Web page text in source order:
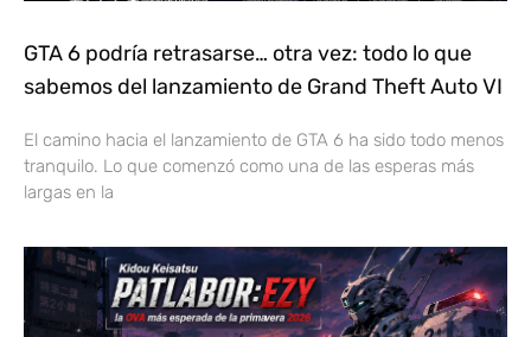
GTA 6 podría retrasarse… otra vez: todo lo que
sabemos del lanzamiento de Grand Theft Auto VI
El camino hacia el lanzamiento de GTA 6 ha sido todo menos
tranquilo. Lo que comenzó como una de las esperas más
largas en la